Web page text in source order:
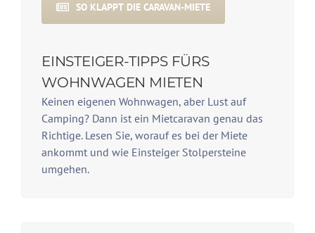
SO KLAPPT DIE CARAVAN-MIETE
EINSTEIGER-TIPPS FÜRS
WOHNWAGEN MIETEN
Keinen eigenen Wohnwagen, aber Lust auf
Camping? Dann ist ein Mietcaravan genau das
Richtige. Lesen Sie, worauf es bei der Miete
ankommt und wie Einsteiger Stolpersteine
umgehen.